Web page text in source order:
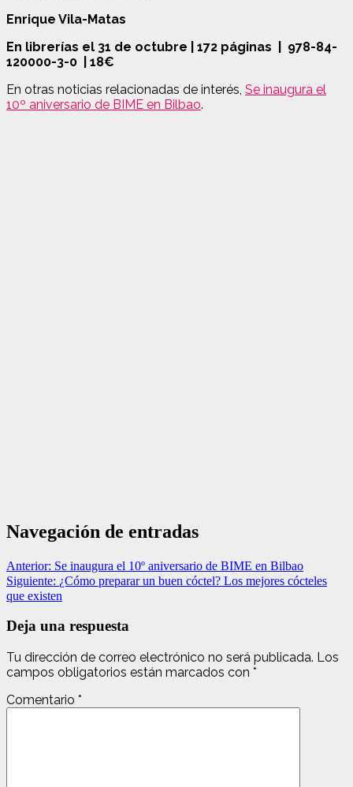
Enrique Vila-Matas
En librerías el 31 de octubre |
172 páginas
978-84-
120000-3-0
18€
En otras noticias relacionadas de interés, Se inaugura el
10º aniversario de BIME en Bilbao.
Navegación de entradas
Anterior: Se inaugura el 10º aniversario de BIME en Bilbao
Siguiente: ¿Cómo preparar un buen cóctel? Los mejores cócteles
que existen
Deja una respuesta
Tu dirección de correo electrónico no será publicada. Los
campos obligatorios están marcados con *
Comentario *